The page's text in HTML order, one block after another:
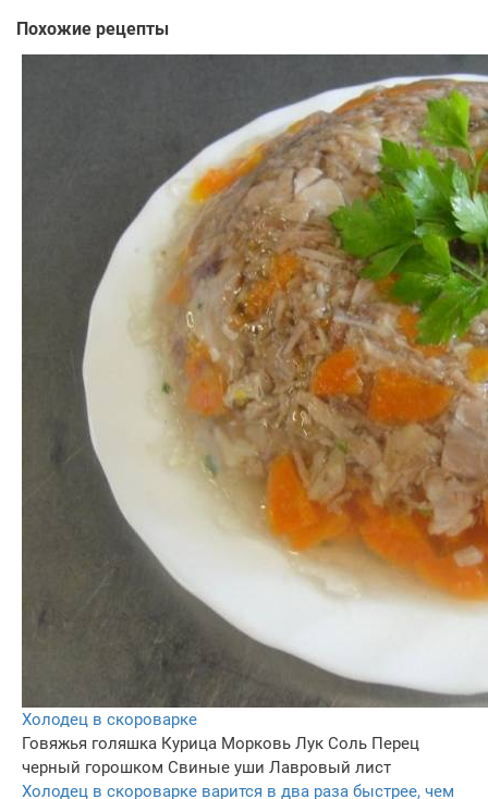
Похожие рецепты
Холодец в скороварке
Говяжья голяшка Курица Морковь Лук Соль Перец
черный горошком Свиные уши Лавровый лист
Холодец в скороварке варится в два раза быстрее, чем